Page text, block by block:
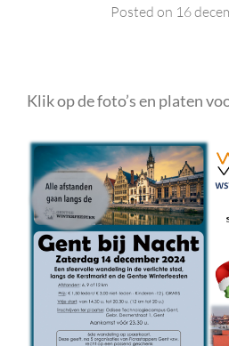
Posted on 16
Klik op de foto’s en platen